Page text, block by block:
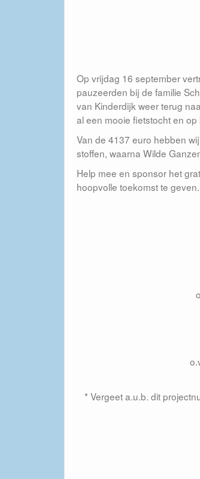
Op vrijdag 16 september
pauzeerden bij de familie
van Kinderdijk weer terug
al een mooie fietstocht en
Van de 4137 euro hebben
stoffen, waarna Wilde
Help mee en sponsor het
hoopvolle toekomst te
* Vergeet a.u.b. dit